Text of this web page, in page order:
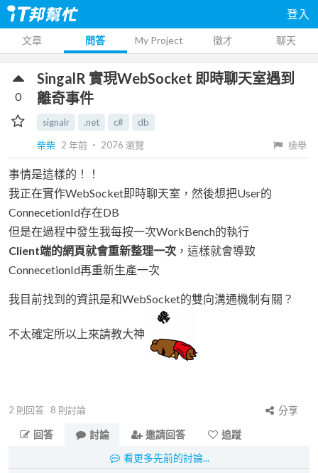
登入
文章 問答 My Project 徵才 聊天
SingalR 實現WebSocket 即時聊天室遇到
離奇事件
signalr .net c#
db
柴柴 2 年前 ‧ 2076 瀏覽 檢舉
0
事情是這樣的！！
我正在實作WebSocket即時聊天室，然後想把User的
ConnecetionId存在DB
但是在過程中發生我每按一次WorkBench的執行
Client端的網頁就會重新整理一次 ，這樣就會導致
ConnecetionId再重新生產一次
我目前找到的資訊是和WebSocket的雙向溝通機制有關？
不太確定所以上來請教大神
2 則回答 8 則討論
分享
回答
討論 邀請回答
追蹤
看更多先前的討論...